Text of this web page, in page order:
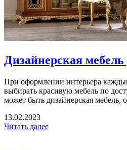
Дизайнерская
При оформлении интерьера
выбирать красивую мебель по
может быть дизайнерская мебель,
13.02.2023
Читать далее